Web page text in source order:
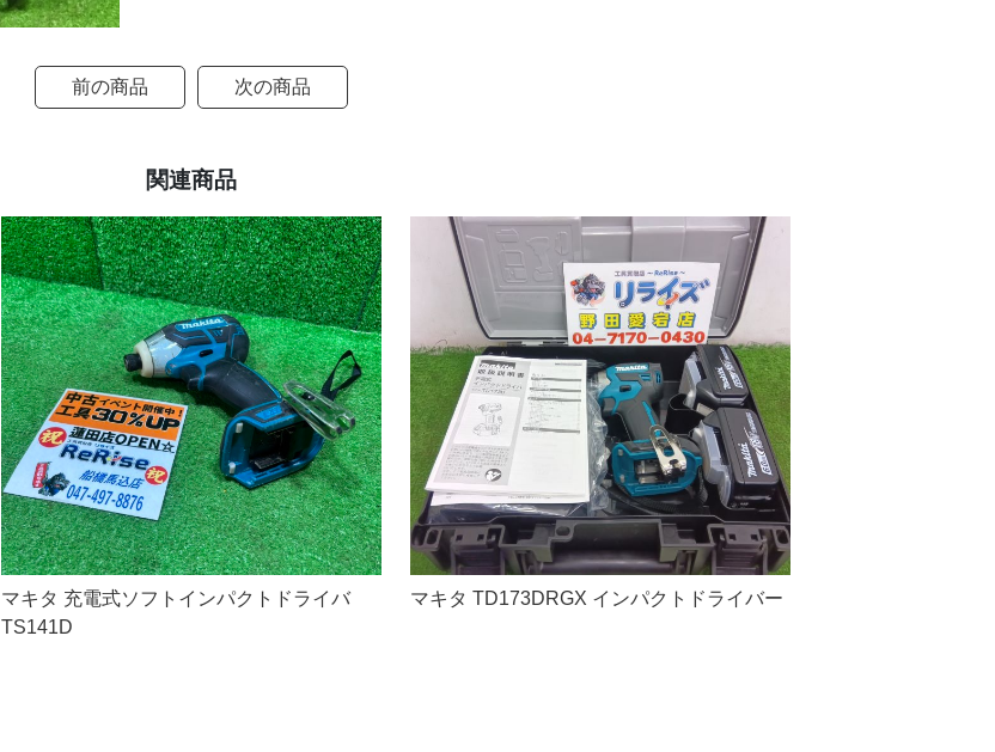
前の商品 次の商品
関連商品
マキタ 充電式ソフトインパクトドライバ
TS141D
マキタ TD173DRGX インパクトドライバー